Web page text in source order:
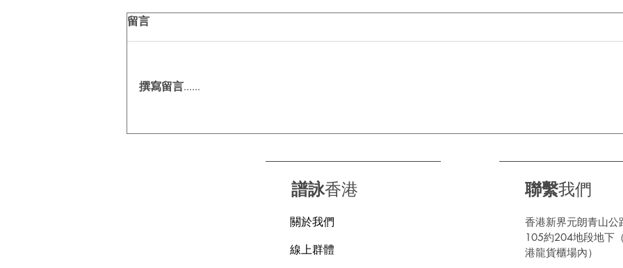
步？
留言
撰寫留言......
譜詠香港
關於我們
線上群體
聯繫我們
香港新界元朗青山公
105約204地段地下
港龍貨櫃場內）